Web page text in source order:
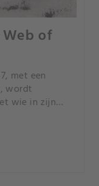
of
met een
wordt
wie in zijn